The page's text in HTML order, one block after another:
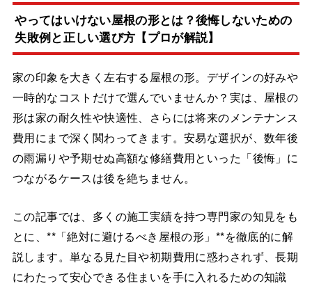
やってはいけない屋根の形とは？後悔しないための
失敗例と正しい選び方【プロが解説】
家の印象を大きく左右する屋根の形。デザインの好みや
一時的なコストだけで選んでいませんか？実は、屋根の
形は家の耐久性や快適性、さらには将来のメンテナンス
費用にまで深く関わってきます。安易な選択が、数年後
の雨漏りや予期せぬ高額な修繕費用といった「後悔」に
つながるケースは後を絶ちません。
この記事では、多くの施工実績を持つ専門家の知見をも
とに、**「絶対に避けるべき屋根の形」**を徹底的に解
説します。単なる見た目や初期費用に惑わされず、長期
にわたって安心できる住まいを手に入れるための知識